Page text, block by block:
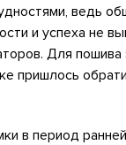
ведь
и успеха не
Для пошива
пришлось
в период